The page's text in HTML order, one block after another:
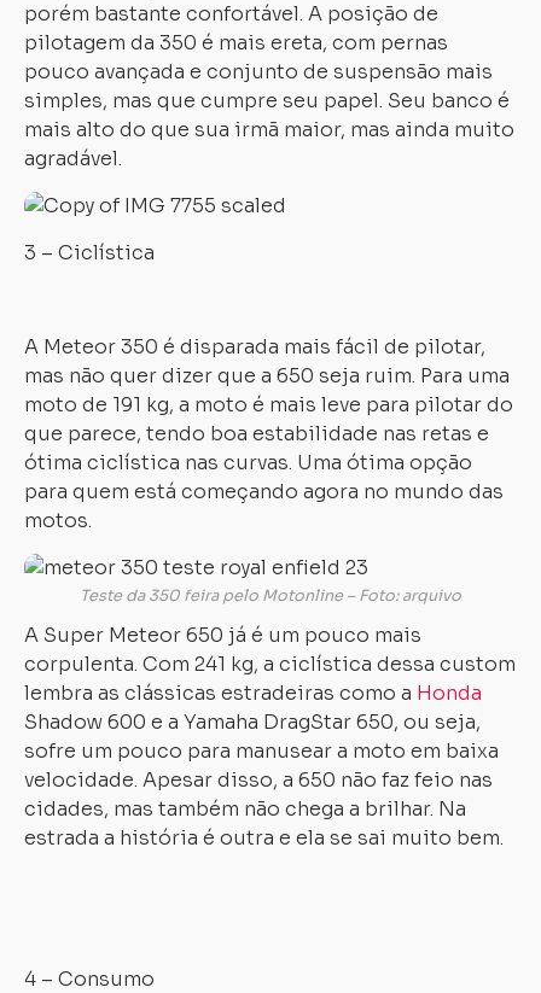
porém bastante confortável. A posição de
pilotagem da 350 é mais ereta, com pernas
pouco avançada e conjunto de suspensão mais
simples, mas que cumpre seu papel. Seu banco é
mais alto do que sua irmã maior, mas ainda muito
agradável.
3 – Ciclística
A Meteor 350 é disparada mais fácil de pilotar,
mas não quer dizer que a 650 seja ruim. Para uma
moto de 191 kg, a moto é mais leve para pilotar do
que parece, tendo boa estabilidade nas retas e
ótima ciclística nas curvas. Uma ótima opção
para quem está começando agora no mundo das
motos.
Teste da 350 feira pelo Motonline – Foto: arquivo
A Super Meteor 650 já é um pouco mais
corpulenta. Com 241 kg, a ciclística dessa custom
lembra as clássicas estradeiras como a Honda
Shadow 600 e a Yamaha DragStar 650, ou seja,
sofre um pouco para manusear a moto em baixa
velocidade. Apesar disso, a 650 não faz feio nas
cidades, mas também não chega a brilhar. Na
estrada a história é outra e ela se sai muito bem.
4 – Consumo
Carregando...
Carregando...